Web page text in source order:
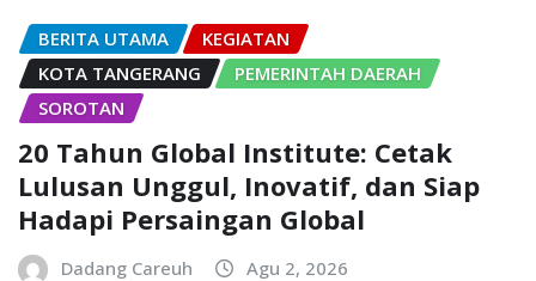
BERITA UTAMA
KEGIATAN
KOTA TANGERANG
PEMERINTAH DAERAH
SOROTAN
20 Tahun Global Institute: Cetak
Lulusan Unggul, Inovatif, dan Siap
Hadapi Persaingan Global
Dadang Careuh Agu 2, 2026